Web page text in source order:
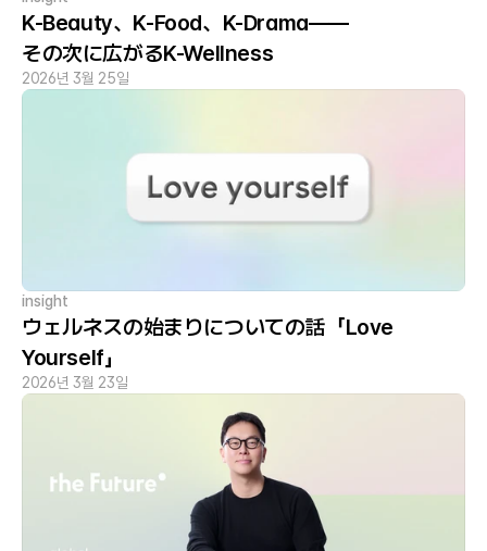
K-Beauty、K-Food、K-Drama——
その次に広がるK-Wellness
2026년 3월 25일
insight
ウェルネスの始まりについての話「Love
Yourself」
2026년 3월 23일